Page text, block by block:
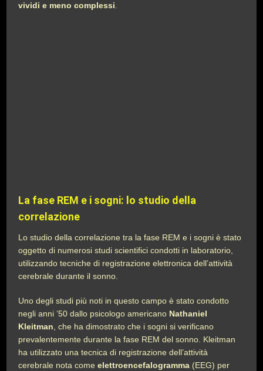
vividi e meno complessi.
La fase REM e i sogni: lo studio della
correlazione
Lo studio della correlazione tra la fase REM e i sogni è stato
oggetto di numerosi studi scientifici condotti in laboratorio,
utilizzando tecniche di registrazione elettronica dell’attività
cerebrale durante il sonno.
Uno degli studi più noti in questo campo è stato condotto
negli anni ’50 dallo psicologo americano Nathaniel
Kleitman, che ha dimostrato che i sogni si verificano
prevalentemente durante la fase REM del sonno. Kleitman
ha utilizzato una tecnica di registrazione dell’attività
cerebrale nota comeelettroencefalogramma (EEG) per